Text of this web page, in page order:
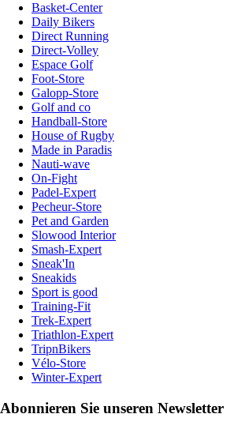
Basket-Center
Daily Bikers
Direct Running
Direct-Volley
Espace Golf
Foot-Store
Galopp-Store
Golf and co
Handball-Store
House of Rugby
Made in Paradis
Nauti-wave
On-Fight
Padel-Expert
Pecheur-Store
Pet and Garden
Slowood Interior
Smash-Expert
Sneak'In
Sneakids
Sport is good
Training-Fit
Trek-Expert
Triathlon-Expert
TripnBikers
Vélo-Store
Winter-Expert
Abonnieren Sie unseren Newsletter